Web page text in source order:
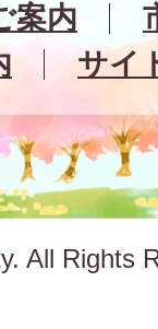
案内
サイ
All Rights